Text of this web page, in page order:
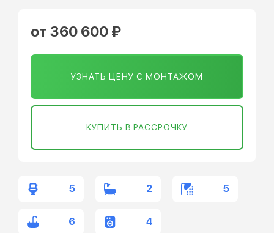
от 360 600 ₽
УЗНАТЬ ЦЕНУ С МОНТАЖОМ
КУПИТЬ В РАССРОЧКУ
5 2 5
6 4